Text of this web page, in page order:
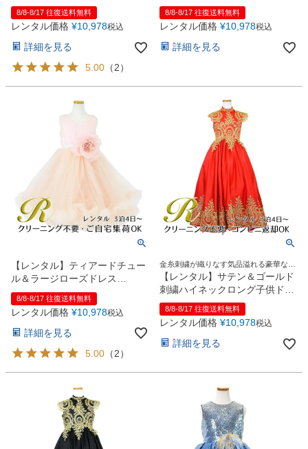
（YP223） ネイビー
8/8-8/17 往復送料無料
レンタル価格 ¥10,978税込
詳細を見る
5.00 （2）
（YP223） ピーコック
8/8-8/17 往復送料無料
レンタル価格 ¥10,978税込
詳細を見る
【レンタル】ティアードチュー
ル＆ラージローズドレス
(YP220)ピンク
8/8-8/17 往復送料無料
レンタル価格 ¥10,978税込
詳細を見る
5.00 （2）
金糸刺繍が織りなす気品溢れる豪華なロ
ングドレス
【レンタル】サテン＆ゴールド
刺繍ハイネックロング子供ドレ
ス(YP134)レッド
8/8-8/17 往復送料無料
レンタル価格 ¥10,978税込
詳細を見る